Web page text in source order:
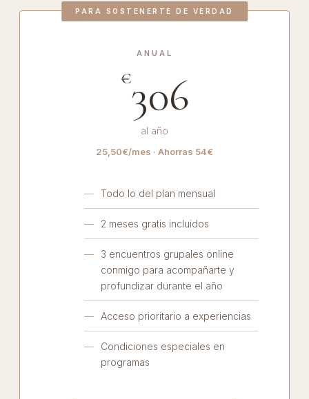
PARA SOSTENERTE DE VERDAD
ANUAL
€306
al año
25,50€/mes · Ahorras 54€
Todo lo del plan mensual
2 meses gratis incluidos
3 encuentros grupales online
conmigo para acompañarte y
profundizar durante el año
Acceso prioritario a experiencias
Condiciones especiales en
programas